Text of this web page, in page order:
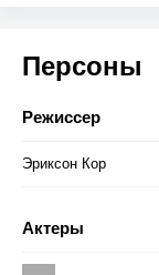
Персоны
Режиссер
Эриксон Кор
Актеры